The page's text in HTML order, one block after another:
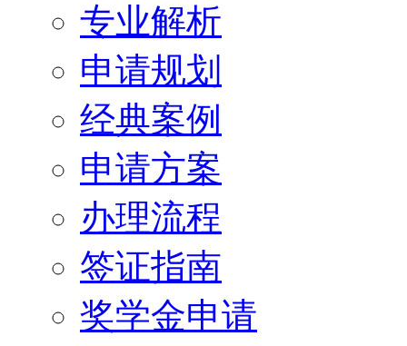
专业解析
申请规划
经典案例
申请方案
办理流程
签证指南
奖学金申请